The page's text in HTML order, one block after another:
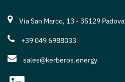
Via San Marco, 13 - 35129 Padova
+39 049 6988033
sales@kerberos.energy